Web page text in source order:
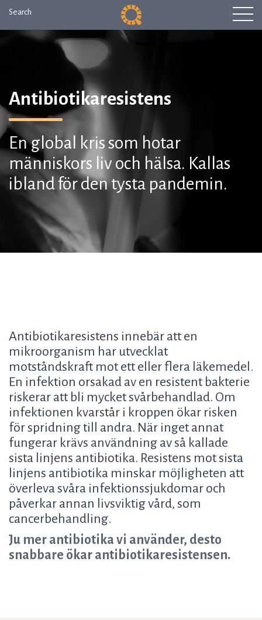
Search
Antibiotikaresistens
En global kris som hotar
människors liv och hälsa. Kallas
ibland för den tysta pandemin.
Antibiotikaresistens innebär att en
mikroorganism har utvecklat
motståndskraft mot ett eller flera läkemedel.
En infektion orsakad av en resistent bakterie
riskerar att bli mycket svårbehandlad. Om
infektionen kvarstår i kroppen ökar risken
för spridning till andra. När inget annat
fungerar krävs användning av så kallade
sista linjens antibiotika. Resistens mot sista
linjens antibiotika minskar möjligheten att
överleva svåra infektionssjukdomar och
påverkar annan livsviktig vård, som
cancerbehandling.
Ju mer antibiotika vi använder, desto
snabbare ökar antibiotikaresistensen.